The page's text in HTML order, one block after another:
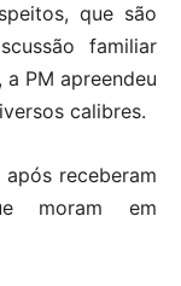
que são
familiar
PM apreendeu
calibres.
receberam
moram em